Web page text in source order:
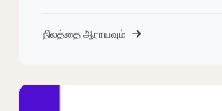
நிலத்தை ஆராயவும்